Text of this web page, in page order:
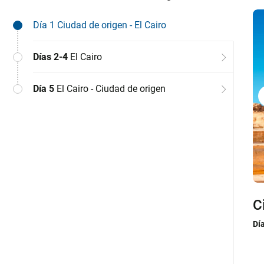
Día 1 Ciudad de origen - El Cairo
Días 2-4 El Cairo
Día 5 El Cairo - Ciudad de origen